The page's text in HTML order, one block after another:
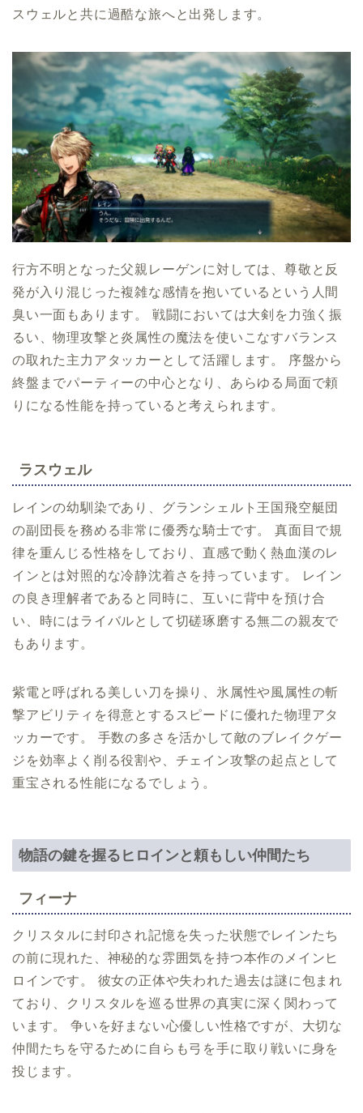
スウェルと共に過酷な旅へと出発します。
行方不明となった父親レーゲンに対しては、尊敬と反
発が入り混じった複雑な感情を抱いているという人間
臭い一面もあります。 戦闘においては大剣を力強く振
るい、物理攻撃と炎属性の魔法を使いこなすバランス
の取れた主力アタッカーとして活躍します。 序盤から
終盤までパーティーの中心となり、あらゆる局面で頼
りになる性能を持っていると考えられます。
ラスウェル
レインの幼馴染であり、グランシェルト王国飛空艇団
の副団長を務める非常に優秀な騎士です。 真面目で規
律を重んじる性格をしており、直感で動く熱血漢のレ
インとは対照的な冷静沈着さを持っています。 レイン
の良き理解者であると同時に、互いに背中を預け合
い、時にはライバルとして切磋琢磨する無二の親友で
もあります。
紫電と呼ばれる美しい刀を操り、氷属性や風属性の斬
撃アビリティを得意とするスピードに優れた物理アタ
ッカーです。 手数の多さを活かして敵のブレイクゲー
ジを効率よく削る役割や、チェイン攻撃の起点として
重宝される性能になるでしょう。
物語の鍵を握るヒロインと頼もしい仲間たち
フィーナ
クリスタルに封印され記憶を失った状態でレインたち
の前に現れた、神秘的な雰囲気を持つ本作のメインヒ
ロインです。 彼女の正体や失われた過去は謎に包まれ
ており、クリスタルを巡る世界の真実に深く関わって
います。 争いを好まない心優しい性格ですが、大切な
仲間たちを守るために自らも弓を手に取り戦いに身を
投じます。